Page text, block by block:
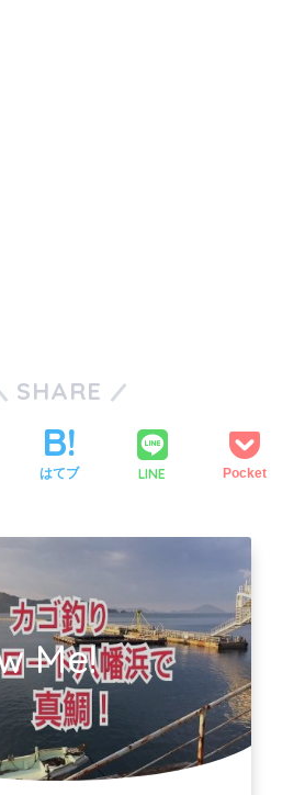
SHARE
はてブ LINE Pocket
Me!